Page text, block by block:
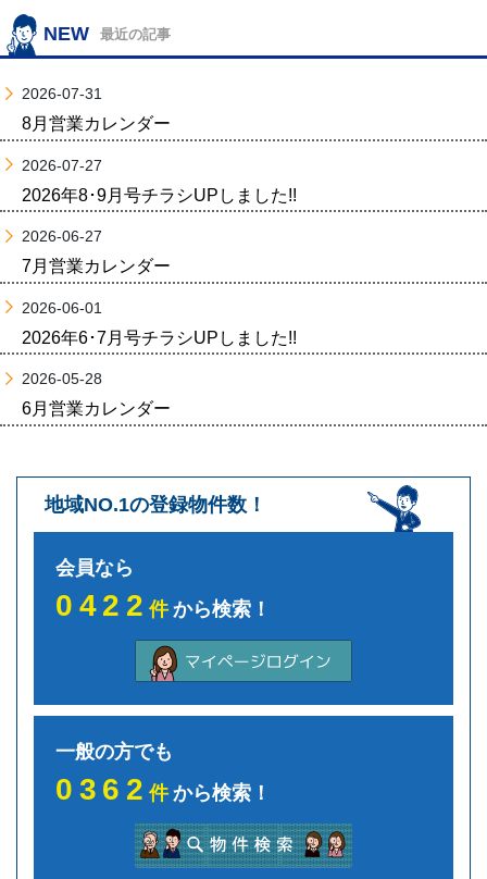
NEW 最近の記事
2026-07-31
8月営業カレンダー
2026-07-27
2026年8･9月号チラシUPしました!!
2026-06-27
7月営業カレンダー
2026-06-01
2026年6･7月号チラシUPしました!!
2026-05-28
6月営業カレンダー
地域NO.1の登録物件数！
会員なら
0422件から検索！
一般の方でも
0362件から検索！